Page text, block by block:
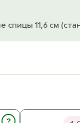
спицы 11,6 см
?
Addi